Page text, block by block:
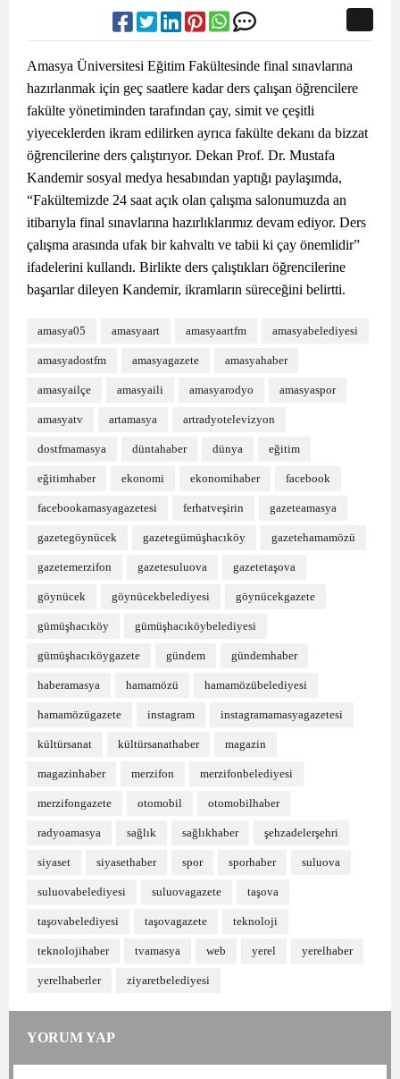
Amasya Üniversitesi Eğitim Fakültesinde final sınavlarına
hazırlanmak için geç saatlere kadar ders çalışan öğrencilere
fakülte yönetiminden tarafından çay, simit ve çeşitli
yiyeceklerden ikram edilirken ayrıca fakülte dekanı da bizzat
öğrencilerine ders çalıştırıyor. Dekan Prof. Dr. Mustafa
Kandemir sosyal medya hesabından yaptığı paylaşımda,
“Fakültemizde 24 saat açık olan çalışma salonumuzda an
itibarıyla final sınavlarına hazırlıklarımız devam ediyor. Ders
çalışma arasında ufak bir kahvaltı ve tabii ki çay önemlidir”
ifadelerini kullandı. Birlikte ders çalıştıkları öğrencilerine
başarılar dileyen Kandemir, ikramların süreceğini belirtti.
amasya05 amasyaart amasyaartfm amasyabelediyesi
amasyadostfm amasyagazete amasyahaber
amasyailçe amasyaili amasyarodyo amasyaspor
amasyatv artamasya artradyotelevizyon
dostfmamasya düntahaber dünya eğitim
eğitimhaber ekonomi ekonomihaber facebook
facebookamasyagazetesi ferhatveşirin gazeteamasya
gazetegöynücek gazetegümüşhacıköy gazetehamamözü
gazetemerzifon gazetesuluova gazetetaşova
göynücek göynücekbelediyesi göynücekgazete
gümüşhacıköy gümüşhacıköybelediyesi
gümüşhacıköygazete gündem gündemhaber
haberamasya hamamözü hamamözübelediyesi
hamamözügazete instagram instagramamasyagazetesi
kültürsanat kültürsanathaber magazin
magazinhaber merzifon merzifonbelediyesi
merzifongazete otomobil otomobilhaber
radyoamasya sağlık sağlıkhaber şehzadelerşehri
siyaset siyasethaber spor sporhaber suluova
suluovabelediyesi suluovagazete taşova
taşovabelediyesi taşovagazete teknoloji
teknolojihaber tvamasya web yerel yerelhaber
yerelhaberler ziyaretbelediyesi
YORUM YAP